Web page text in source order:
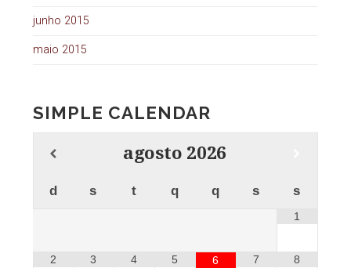
junho 2015
maio 2015
SIMPLE CALENDAR
agosto 2026
d s t q q s s
1
2 3 4 5 6 7 8